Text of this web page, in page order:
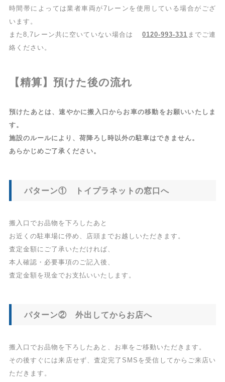
時間帯によっては業者車両が7レーンを使用している場合がござ
います。
また8,7レーン共に空いていない場合は
0120-993-331 までご連
絡ください。
【精算】預けた後の流れ
預けたあとは、速やかに搬入口からお車の移動をお願いいたしま
す。
施設のルールにより、荷降ろし時以外の駐車はできません。
あらかじめご了承ください。
パターン① トイプラネットの窓口へ
搬入口でお品物を下ろしたあと
お近くの駐車場に停め、店頭までお越しいただきます。
査定金額にご了承いただければ、
本人確認・必要事項のご記入後、
査定金額を現金でお支払いいたします。
パターン② 外出してからお店へ
搬入口でお品物を下ろしたあと、お車をご移動いただきます。
その後すぐには来店せず、査定完了SMSを受信してからご来店い
ただきます。